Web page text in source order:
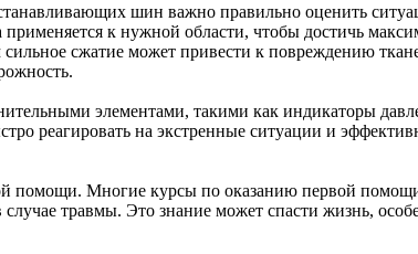
шин важно правильно оценить
к нужной области, чтобы достичь
сжатие может привести к повреждению
элементами, такими как индикаторы
реагировать на экстренные ситуации и
помощи. Многие курсы по оказанию первой
травмы. Это знание может спасти жизнь,